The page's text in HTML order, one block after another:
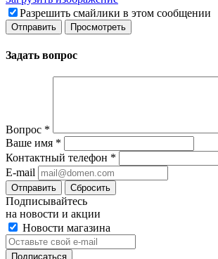
Разрешить смайлики в этом сообщении
Задать вопрос
Вопрос *
Ваше имя *
Контактный телефон *
E-mail
Сбросить
Подписывайтесь
на новости и акции
Новости магазина